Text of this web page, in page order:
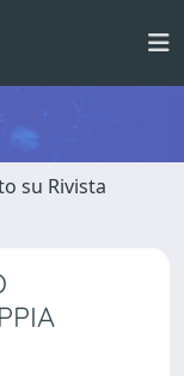
su Rivista